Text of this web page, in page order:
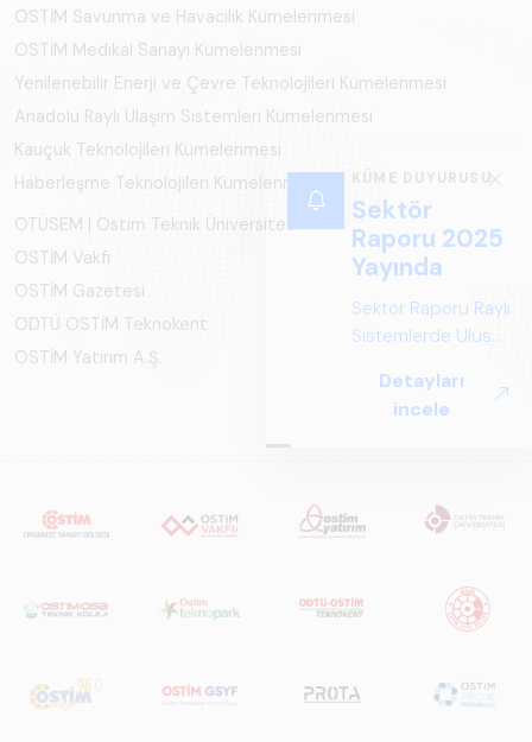
KÜME DUYURUSU
Sektör
Raporu 2025
Yayında
Sektör Raporu Raylı
Sistemlerde Ulusal
Perspektif ARUS
tarafından
ve Küresel
Perspektif – Sektör
Türkiye ve dünya
genelindeki raylı
eğilimleri,
Detayları
incele
OSTİM Savunma ve Havacılık Kümelenmesi
OSTİM Medikal Sanayi Kümelenmesi
Yenilenebilir Enerji ve Çevre Teknolojileri Kümelenmesi
Anadolu Raylı Ulaşım Sistemleri Kümelenmesi
Kauçuk Teknolojileri Kümelenmesi
Haberleşme Teknolojileri Kümelenmesi
OTÜSEM | Ostim Teknik Üniversitesi
OSTİM Vakfı
OSTİM Gazetesi
ODTÜ OSTİM Teknokent
OSTİM Yatırım A.Ş.